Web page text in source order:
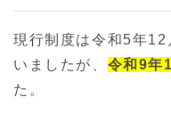
現行制度は令和5年12
いましたが、 令和9年
た。